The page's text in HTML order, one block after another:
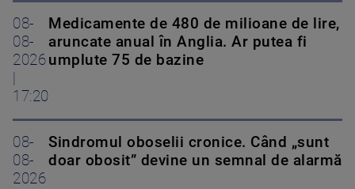
08-
08-
2026
17:20
Medicamente de 480 de milioane de lire,
aruncate anual în Anglia. Ar putea fi
umplute 75 de bazine
08-
08-
2026
Sindromul oboselii cronice. Când „sunt
doar obosit” devine un semnal de alarmă